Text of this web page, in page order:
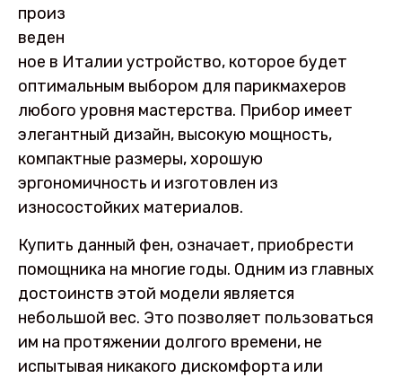
произ
веден
ное в Италии устройство, которое будет
оптимальным выбором для парикмахеров
любого уровня мастерства. Прибор имеет
элегантный дизайн, высокую мощность,
компактные размеры, хорошую
эргономичность и изготовлен из
износостойких материалов.
Купить данный фен, означает, приобрести
помощника на многие годы. Одним из главных
достоинств этой модели является
небольшой вес. Это позволяет пользоваться
им на протяжении долгого времени, не
испытывая никакого дискомфорта или